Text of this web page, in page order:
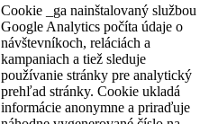
Cookie _ga nainštalovaný službou
Google Analytics počíta údaje o
návštevníkoch, reláciách a
kampaniach a tiež sleduje
používanie stránky pre analytický
prehľad stránky. Cookie ukladá
informácie anonymne a priraďuje